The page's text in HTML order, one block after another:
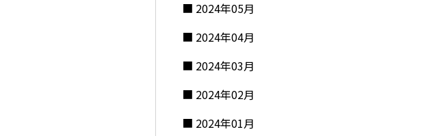
2024年05月
2024年04月
2024年03月
2024年02月
2024年01月